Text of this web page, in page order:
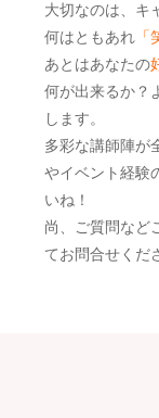
大切なのは、キ
何はともあれ 「
あとはあなたの
何が出来るか？
します。
多彩な講師陣が
やイベント経験
いね！
尚、ご質問など
てお問合せくだ